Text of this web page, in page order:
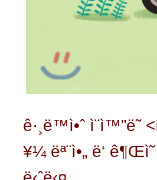
ê·¸ë™ì•ˆ
¥¼ ëª¨ì•„ ë‘